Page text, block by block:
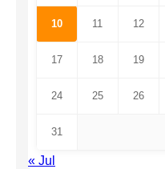
10 11 12
17 18 19
24 25 26
31
« Jul